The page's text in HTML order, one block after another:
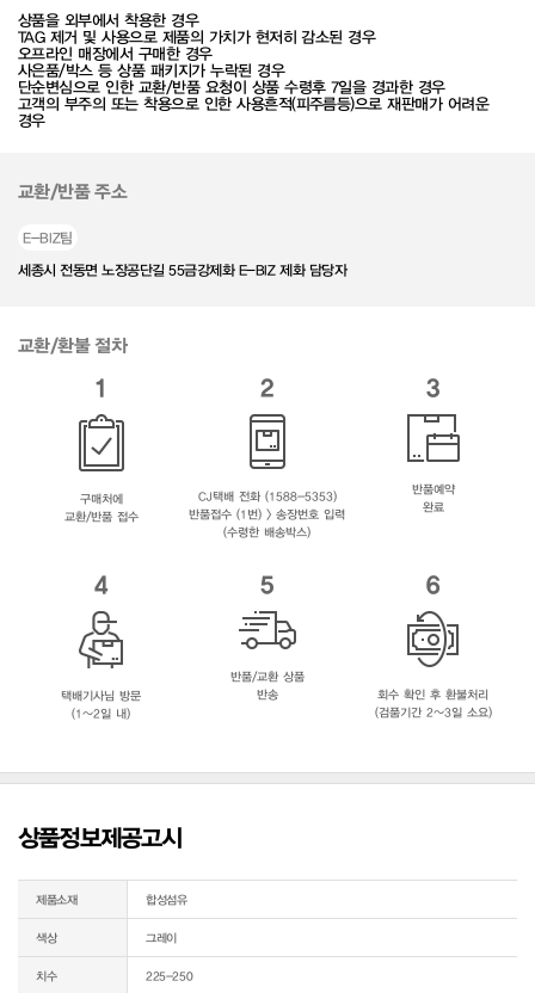
상품을 외부에서 착용한 경우
TAG 제거 및 사용으로 제품의 가치가 현저히 감소된 경우
오프라인 매장에서 구매한 경우
사은품/박스 등 상품 패키지가 누락된 경우
단순변심으로 인한 교환/반품 요청이 상품 수령후 7일을 경과한 경우
고객의 부주의 또는 착용으로 인한 사용흔적(피주름등)으로 재판매가 어려운
경우
교환/반품 주소
E-BIZ팀
세종시 전동면 노장공단길 55금강제화 E-BIZ 제화 담당자
교환/환불 절차
1
구매처에
교환/반품 접수
2
CJ택배 전화 (1588-5353)
반품접수 (1번) > 송장번호 입력
(수령한 배송박스)
3
반품예약
완료
4
택배기사님 방문
(1~2일 내)
5
반품/교환 상품
반송
6
회수 확인 후 환불처리
(검품기간 2~3일 소요)
상품정보제공고시
제품소재 합성섬유
색상 그레이
치수 225-250